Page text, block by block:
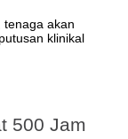
500 Jam